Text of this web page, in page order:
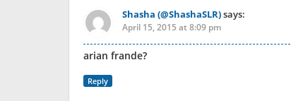
Shasha (@ShashaSLR)says:
April 15, 2015 at 8:09 pm
arian frande?
Reply